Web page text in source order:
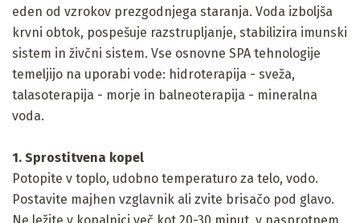
eden od vzrokov prezgodnjega staranja. Voda izboljša
krvni obtok, pospešuje razstrupljanje, stabilizira imunski
sistem in živčni sistem. Vse osnovne SPA tehnologije
temeljijo na uporabi vode: hidroterapija - sveža,
talasoterapija - morje in balneoterapija - mineralna
voda.
1. Sprostitvena kopel
Potopite v toplo, udobno temperaturo za telo, vodo.
Postavite majhen vzglavnik ali zvite brisačo pod glavo.